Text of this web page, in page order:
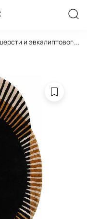
и эвкалиптового...